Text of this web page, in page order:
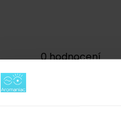
0hodnocení